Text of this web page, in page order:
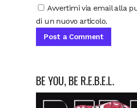
Avvertimi via email alla
di un nuovo articolo.
BE YOU, BE R.E.B.E.L.